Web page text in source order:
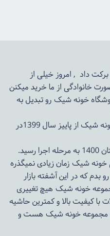
داد , امروز خیلی از
خانوادگی از ما خرید میکنن
خونه شیکرو تبدیل به
ایده طراحی و ساخت وبسایت خونه شیک از پاییز سال 1399در
خونه شیکزمان زیادی نمیگذره
بدم که در این آشفته بازار
خونه شیک هیچ تغییری
با کیفیت بالا و کمترین حاشیه
مجموعهخونه شیک هست و